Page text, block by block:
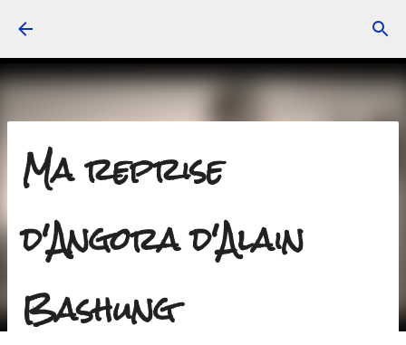
Ma reprise
d'Angora d'Alain
Bashung